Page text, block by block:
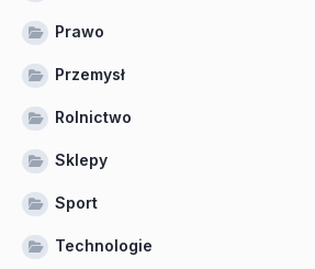
Prawo
Przemysł
Rolnictwo
Sklepy
Sport
Technologie